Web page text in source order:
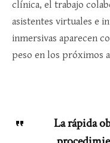
clínica, el trabajo
asistentes virtuales e
inmersivas aparecen
peso en los próximos
La rápida